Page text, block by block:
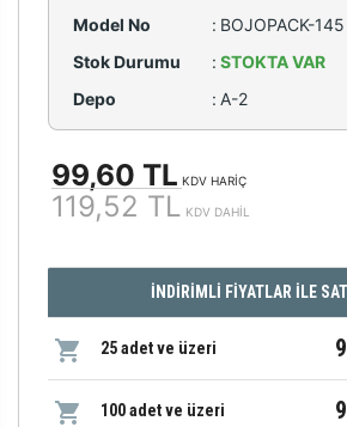
Model No
: BOJOPACK-145
Stok Durumu
: STOKTA VAR
Depo
: A-2
99,60 TL KDV HARİÇ
119,52 TL KDV DAHİL
İNDİRİMLİ FİYATLAR İLE
25 adet ve üzeri
100 adet ve üzeri